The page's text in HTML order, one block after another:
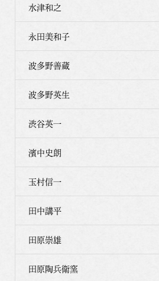
水津和之
永田美和子
波多野善蔵
波多野英生
渋谷英一
濱中史朗
玉村信一
田中講平
田原崇雄
田原陶兵衛窯